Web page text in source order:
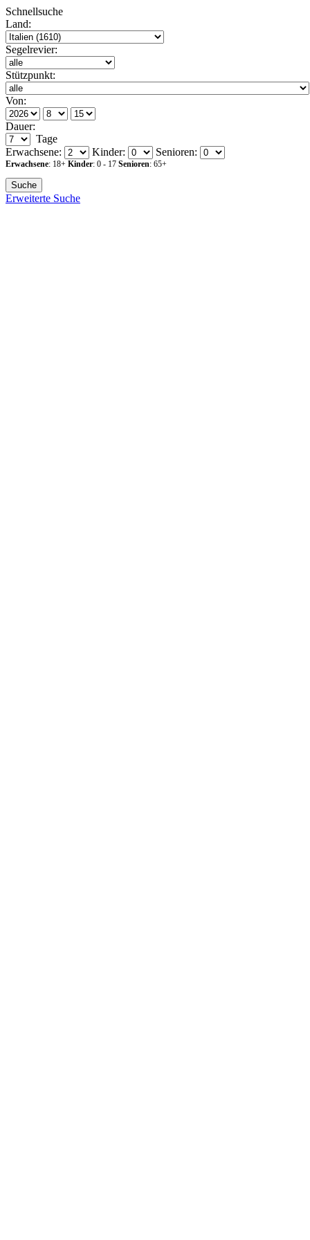
Schnellsuche
Land:
Segelrevier:
Stützpunkt:
Von:
Dauer:
Tage
Erwachsene:
Kinder: Senioren:
Erwachsene: 18+ Kinder: 0 - 17 Senioren: 65+
Flexibilität:
Erweiterte Suche